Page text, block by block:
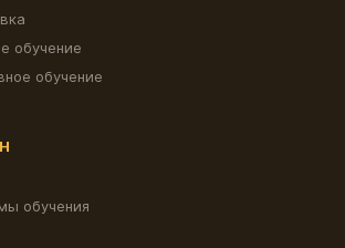
обучение
обучение
обучения